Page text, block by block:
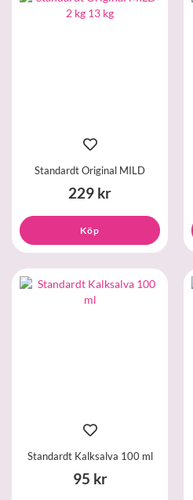
Standardt Original MILD
229 kr
Köp
Standardt Kalksalva 100 ml
95 kr